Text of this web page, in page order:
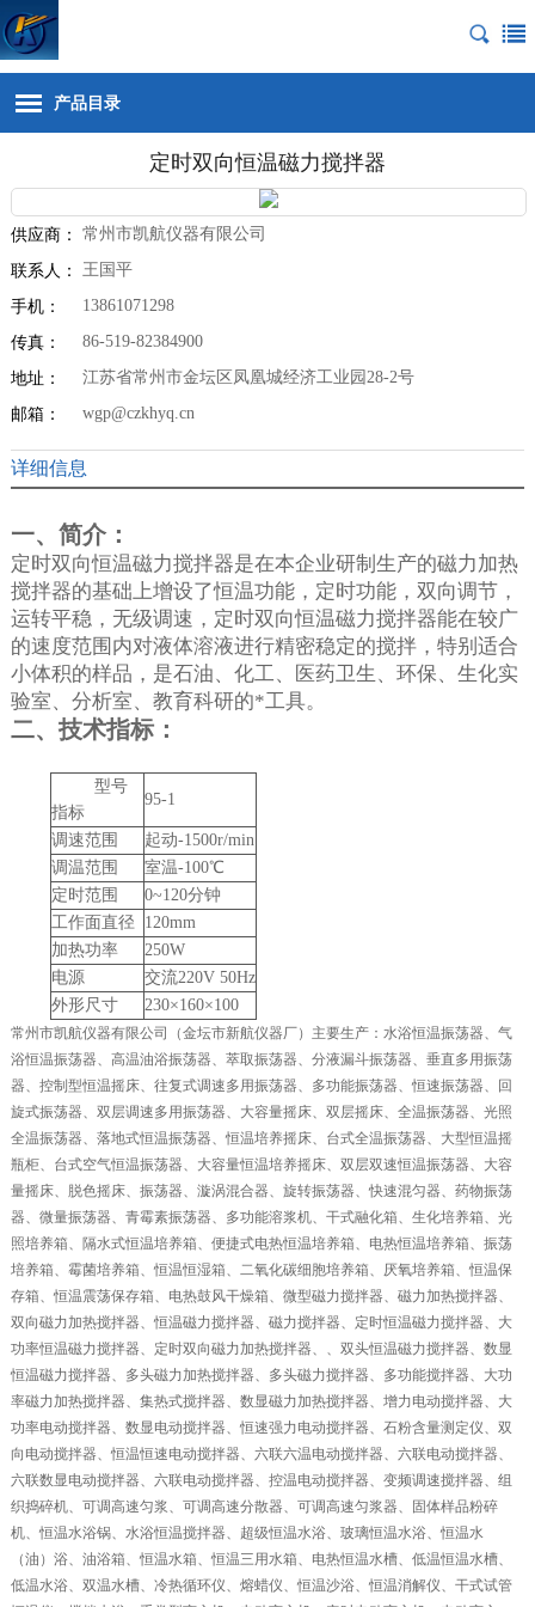
产品目录
定时双向恒温磁力搅拌器
供应商： 常州市凯航仪器有限公司
联系人： 王国平
手机： 13861071298
传真： 86-519-82384900
地址： 江苏省常州市金坛区凤凰城经济工业园28-2号
邮箱： wgp@czkhyq.cn
详细信息
一、简介：
定时双向恒温磁力搅拌器是在本企业研制生产的磁力加热
搅拌器的基础上增设了恒温功能， 定时功能，双向调节，
运转平稳，无级调速，定时双向恒温磁力搅拌器能在较广
的速度范围内对液体溶液进行精密稳定的搅拌，特别适合
小体积的样品，是石油、化工、医药卫生、环保、生化实
验室、分析室、教育科研的*工具。
二、技术指标：
型号
指标
95-1
调速范围
起动-1500r/min
调温范围
室温-100℃
定时范围
0~120分钟
工作面直径
120mm
加热功率
250W
电源
交流220V 50Hz
外形尺寸
230×160×100
常州市凯航仪器有限公司（金坛市新航仪器厂）主要生产：水浴恒温振荡器、气
浴恒温振荡器、高温油浴振荡器、萃取振荡器、分液漏斗振荡器、垂直多用振荡
器、控制型恒温摇床、往复式调速多用振荡器、多功能振荡器、恒速振荡器、回
旋式振荡器、双层调速多用振荡器、大容量摇床、双层摇床、全温振荡器、光照
全温振荡器、落地式恒温振荡器、恒温培养摇床、台式全温振荡器、大型恒温摇
瓶柜、台式空气恒温振荡器、大容量恒温培养摇床、双层双速恒温振荡器、大容
量摇床、脱色摇床、振荡器、漩涡混合器、旋转振荡器、快速混匀器、药物振荡
器、微量振荡器、青霉素振荡器、多功能溶浆机、干式融化箱、生化培养箱、光
照培养箱、隔水式恒温培养箱、便捷式电热恒温培养箱、电热恒温培养箱、振荡
培养箱、霉菌培养箱、恒温恒湿箱、二氧化碳细胞培养箱、厌氧培养箱、恒温保
存箱、恒温震荡保存箱、电热鼓风干燥箱、微型磁力搅拌器、磁力加热搅拌器、
双向磁力加热搅拌器、恒温磁力搅拌器、磁力搅拌器、定时恒温磁力搅拌器、大
功率恒温磁力搅拌器、定时双向磁力加热搅拌器、、双头恒温磁力搅拌器、数显
恒温磁力搅拌器、多头磁力加热搅拌器、多头磁力搅拌器、多功能搅拌器、大功
率磁力加热搅拌器、集热式搅拌器、数显磁力加热搅拌器、增力电动搅拌器、大
功率电动搅拌器、数显电动搅拌器、恒速强力电动搅拌器、石粉含量测定仪、双
向电动搅拌器、恒温恒速电动搅拌器、六联六温电动搅拌器、六联电动搅拌器、
六联数显电动搅拌器、六联电动搅拌器、控温电动搅拌器、变频调速搅拌器、组
织捣碎机、可调高速匀浆、可调高速分散器、可调高速匀浆器、固体样品粉碎
机、恒温水浴锅、水浴恒温搅拌器、超级恒温水浴、玻璃恒温水浴、恒温水
（油）浴、油浴箱、恒温水箱、恒温三用水箱、电热恒温水槽、低温恒温水槽、
低温水浴、双温水槽、冷热循环仪、熔蜡仪、恒温沙浴、恒温消解仪、干式试管